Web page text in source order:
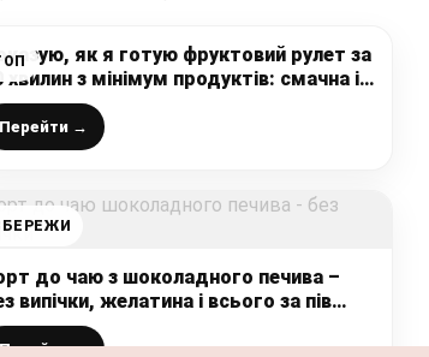
як я готую фруктовий рулет за
хвилин з мінімум продуктів: смачна і
випічка до чаю на “швидку руку”
Перейти →
до чаю з шоколадного печива –
випічки, желатина і всього за пів
Перейти →